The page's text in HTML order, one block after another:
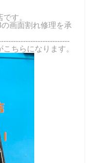
す。
画面割れ修理を承
ちらになります。